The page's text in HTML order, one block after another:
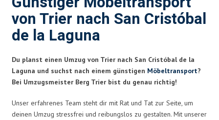
von Trier nach San Cristóbal
de la Laguna
Du planst einen Umzug von Trier nach San Cristóbal de la
Laguna und suchst nach einem günstigen Möbeltransport?
Bei Umzugsmeister Berg Trier bist du genau richtig!
Unser erfahrenes Team steht dir mit Rat und Tat zur Seite, um
deinen Umzug stressfrei und reibungslos zu gestalten. Mit unserer